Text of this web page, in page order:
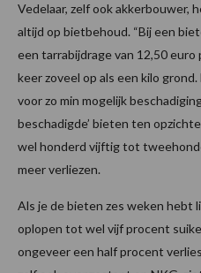
Vedelaar, zelf ook akkerbouwer,
altijd op bietbehoud. “Bij een
een tarrabijdrage van 12,50
keer zoveel op als een kilo
voor zo min mogelijk
beschadigde’ bieten ten
wel honderd vijftig tot
meer verliezen.
Als je de bieten zes weken hebt
oplopen tot wel vijf procent
ongeveer een half procent